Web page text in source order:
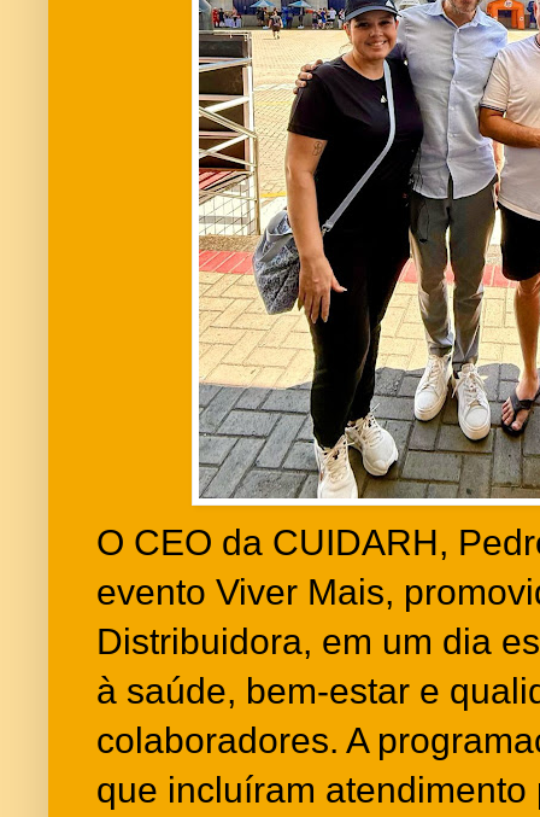
O CEO da CUIDARH,
evento Viver Mais,
Distribuidora, em um dia
à saúde, bem-estar e
colaboradores. A
que incluíram